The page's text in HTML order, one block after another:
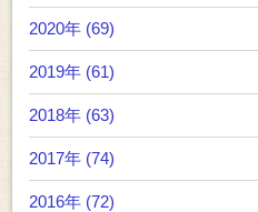
2020年 (69)
2019年 (61)
2018年 (63)
2017年 (74)
2016年 (72)